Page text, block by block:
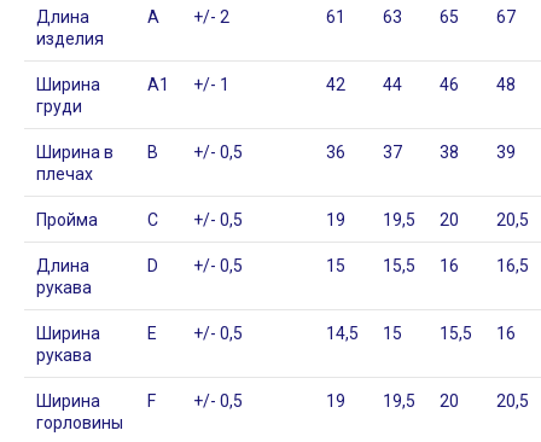
ЧИТАТЬ ДАЛЕЕ →
Длина
изделия
A +/- 2 61 63 65 67
Ширина
груди
A1 +/- 1 42 44 46 48
Ширина в
плечах
B +/- 0,5 36 37 38 39
Пройма C +/- 0,5 19 19,5 20 20,5
Длина
рукава
D +/- 0,5 15 15,5 16 16,5
Ширина
рукава
E +/- 0,5 14,5 15 15,5 16
Ширина
горловины
F +/- 0,5 19 19,5 20 20,5